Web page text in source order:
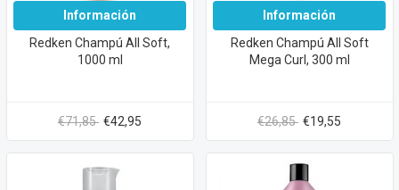
Información
Redken Champú All Soft,
1000 ml
€71,85 €42,95
Información
Redken Champú All Soft
Mega Curl, 300 ml
€26,85 €19,55